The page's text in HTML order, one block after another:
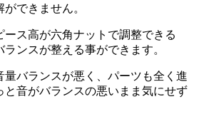
できません。
ース高が六角ナットで調整できる
ンスが整える事ができます。
量バランスが悪く、パーツも全く進
と音がバランスの悪いまま気にせず